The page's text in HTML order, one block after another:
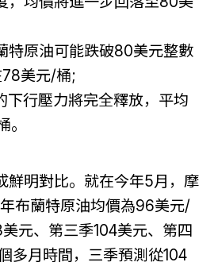
特原油可能跌破80美元整數
78美元/桶;
下行壓力將完全釋放，平均
鮮明對比。就在今年5月，摩
布蘭特原油均價為96美元/
元、第三季104美元、第四
多月時間，三季預測從104